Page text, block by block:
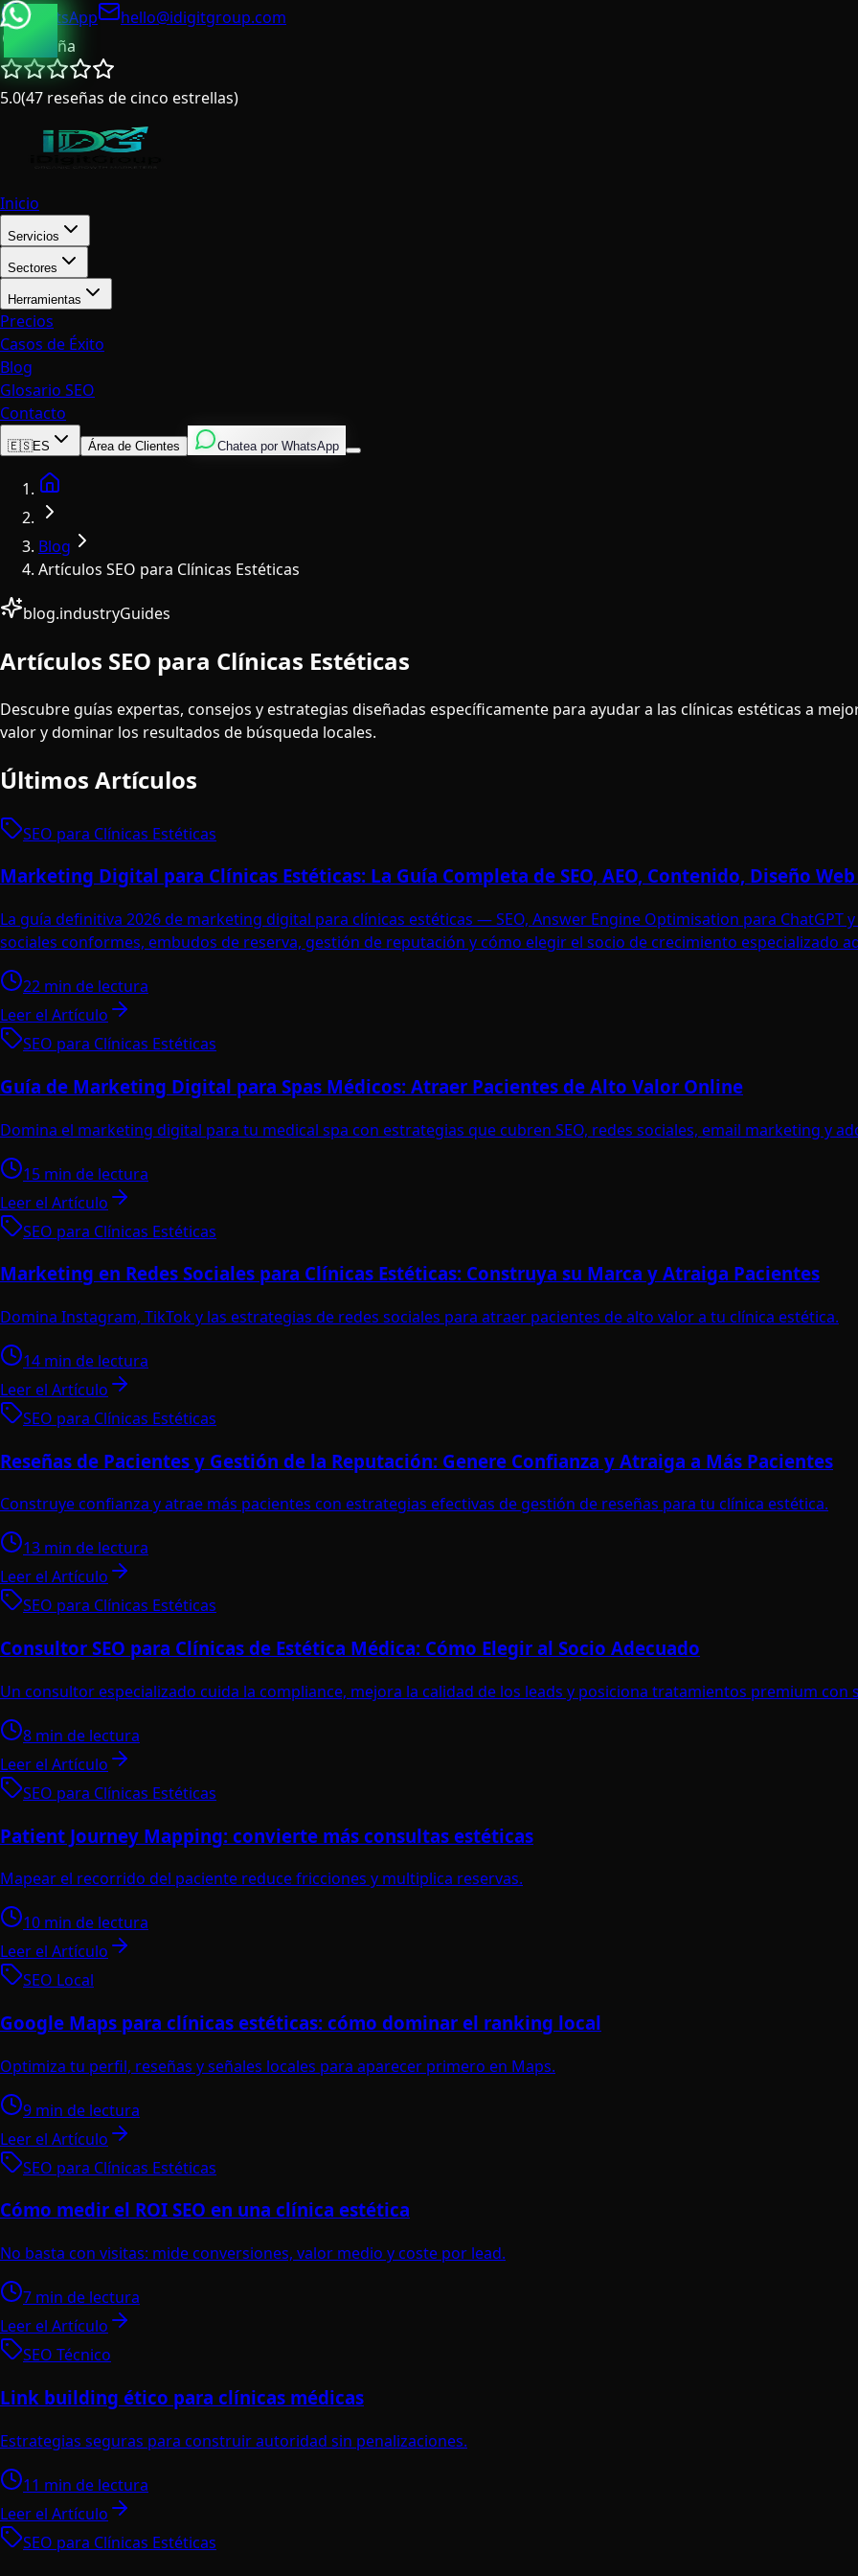
WhatsApp
hello@idigitgroup.com
España
5.0(47 reseñas de cinco estrellas)
Inicio
Servicios
Sectores
Herramientas
Precios
Casos de Éxito
Blog
Glosario SEO
Contacto
Inglés
ItalianoEspañol
🇪🇸ES Área de Clientes Chatea por WhatsApp
Blog
Artículos SEO para Clínicas Estéticas
blog.industryGuides
Artículos SEO para Clínicas Estéticas
Descubre guías expertas, consejos y estrategias diseñadas específicamente para ayudar a las clínicas estéticas a
valor y dominar los resultados de búsqueda locales.
Últimos Artículos
SEO para Clínicas Estéticas
Marketing Digital para Clínicas Estéticas: La Guía Completa de SEO, AEO, Contenido, Diseño
La guía definitiva 2026 de marketing digital para clínicas estéticas — SEO, Answer Engine Optimisation para ChatGPT
sociales conformes, embudos de reserva, gestión de reputación y cómo elegir el socio de crecimiento especializado
22 min de lectura
Leer el Artículo
SEO para Clínicas Estéticas
Guía de Marketing Digital para Spas Médicos: Atraer Pacientes de Alto Valor Online
Domina el marketing digital para tu medical spa con estrategias que cubren SEO, redes sociales, email marketing y
15 min de lectura
Leer el Artículo
SEO para Clínicas Estéticas
Marketing en Redes Sociales para Clínicas Estéticas: Construya su Marca y Atraiga Pacientes
Domina Instagram, TikTok y las estrategias de redes sociales para atraer pacientes de alto valor a tu clínica estética.
14 min de lectura
Leer el Artículo
SEO para Clínicas Estéticas
Reseñas de Pacientes y Gestión de la Reputación: Genere Confianza y Atraiga a Más Pacientes
Construye confianza y atrae más pacientes con estrategias efectivas de gestión de reseñas para tu clínica estética.
13 min de lectura
Leer el Artículo
SEO para Clínicas Estéticas
Consultor SEO para Clínicas de Estética Médica: Cómo Elegir al Socio Adecuado
Un consultor especializado cuida la compliance, mejora la calidad de los leads y posiciona tratamientos premium con
8 min de lectura
Leer el Artículo
SEO para Clínicas Estéticas
Patient Journey Mapping: convierte más consultas estéticas
Mapear el recorrido del paciente reduce fricciones y multiplica reservas.
10 min de lectura
Leer el Artículo
SEO Local
Google Maps para clínicas estéticas: cómo dominar el ranking local
Optimiza tu perfil, reseñas y señales locales para aparecer primero en Maps.
9 min de lectura
Leer el Artículo
SEO para Clínicas Estéticas
Cómo medir el ROI SEO en una clínica estética
No basta con visitas: mide conversiones, valor medio y coste por lead.
7 min de lectura
Leer el Artículo
SEO Técnico
Link building ético para clínicas médicas
Estrategias seguras para construir autoridad sin penalizaciones.
11 min de lectura
Leer el Artículo
SEO para Clínicas Estéticas